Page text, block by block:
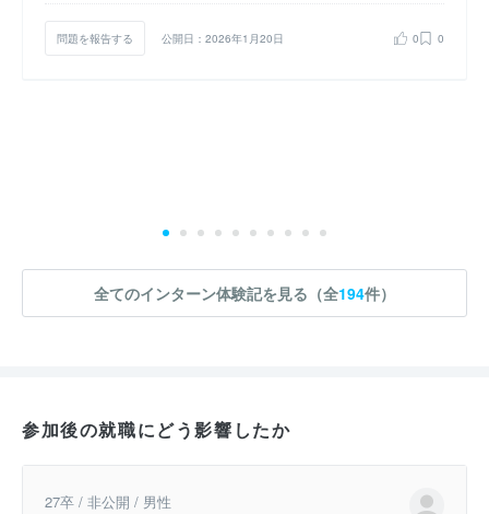
問題を報告する 公開日：2026年1月20日 0 0
全てのインターン体験記を見る（全194件）
参加後の就職にどう影響したか
27卒 / 非公開 / 男性